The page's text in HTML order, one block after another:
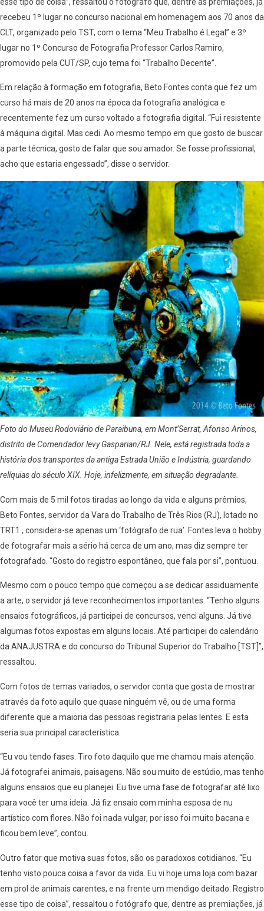
recebeu 1º lugar no concurso nacional em homenagem aos 70 anos da
CLT, organizado pelo TST, com o tema “Meu Trabalho é Legal” e 3º
lugar no 1º Concurso de Fotografia Professor Carlos Ramiro,
promovido pela CUT/SP, cujo tema foi “Trabalho Decente”.
Em relação à formação em fotografia, Beto Fontes conta que fez um
curso há mais de 20 anos na época da fotografia analógica e
recentemente fez um curso voltado a fotografia digital. “Fui resistente
à máquina digital. Mas cedi. Ao mesmo tempo em que gosto de buscar
a parte técnica, gosto de falar que sou amador. Se fosse profissional,
acho que estaria engessado”, disse o servidor.
Foto do Museu Rodoviário de Paraibuna, em Mont’Serrat, Afonso Arinos,
distrito de Comendador levy Gasparian/RJ. Nele, está registrada toda a
história dos transportes da antiga Estrada União e Indústria, guardando
relíquias do século XIX. Hoje, infelizmente, em situação degradante.
Com mais de 5 mil fotos tiradas ao longo da vida e alguns prêmios,
Beto Fontes, servidor da Vara do Trabalho de Três Rios (RJ), lotado no
TRT1 , considera-se apenas um ‘fotógrafo de rua’. Fontes leva o hobby
de fotografar mais a sério há cerca de um ano, mas diz sempre ter
fotografado. “Gosto do registro espontâneo, que fala por si”, pontuou.
Mesmo com o pouco tempo que começou a se dedicar assiduamente
a arte, o servidor já teve reconhecimentos importantes. “Tenho alguns
ensaios fotográficos, já participei de concursos, venci alguns. Já tive
algumas fotos expostas em alguns locais. Até participei do calendário
da ANAJUSTRA e do concurso do Tribunal Superior do Trabalho [TST]”,
ressaltou.
Com fotos de temas variados, o servidor conta que gosta de mostrar
através da foto aquilo que quase ninguém vê, ou de uma forma
diferente que a maioria das pessoas registraria pelas lentes. E esta
seria sua principal característica.
“Eu vou tendo fases. Tiro foto daquilo que me chamou mais atenção.
Já fotografei animais, paisagens. Não sou muito de estúdio, mas tenho
alguns ensaios que eu planejei. Eu tive uma fase de fotografar até lixo
para você ter uma ideia. Já fiz ensaio com minha esposa de nu
artístico com flores. Não foi nada vulgar, por isso foi muito bacana e
ficou bem leve”, contou.
Outro fator que motiva suas fotos, são os paradoxos cotidianos. “Eu
tenho visto pouca coisa a favor da vida. Eu vi hoje uma loja com bazar
em prol de animais carentes, e na frente um mendigo deitado. Registro
esse tipo de coisa”, ressaltou o fotógrafo que, dentre as premiações, já